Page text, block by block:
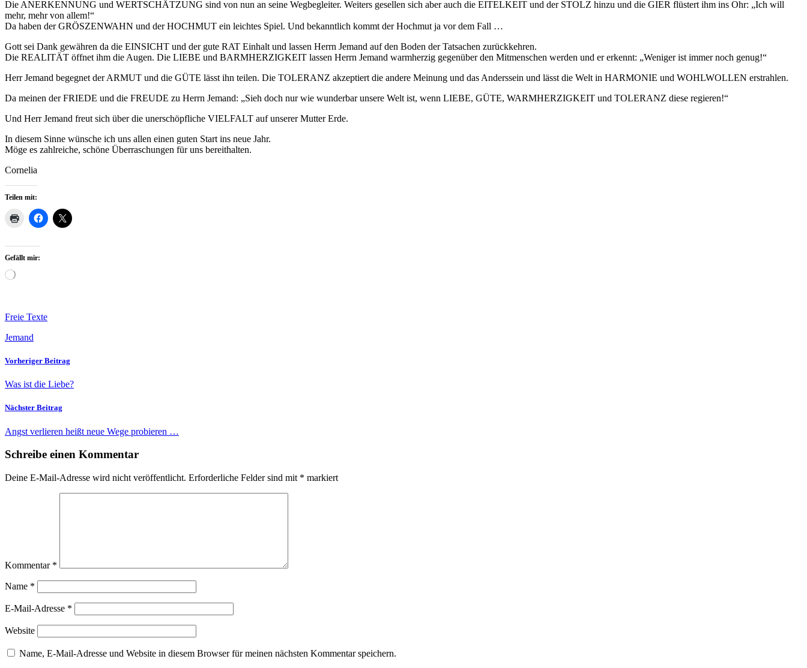
Die ANERKENNUNG und WERTSCHÄTZUNG sind von nun an seine Wegbegleiter. Weiters gesellen sich aber auch die EITELKEIT und der STOLZ hinzu und die GIER flüstert ihm ins Ohr: „Ich will
mehr, mehr von allem!“
Da haben der GRÖSZENWAHN und der HOCHMUT ein leichtes Spiel. Und bekanntlich kommt der Hochmut ja vor dem Fall …
Gott sei Dank gewähren da die EINSICHT und der gute RAT Einhalt und lassen Herrn Jemand auf den Boden der Tatsachen zurückkehren.
Die REALITÄT öffnet ihm die Augen. Die LIEBE und BARMHERZIGKEIT lassen Herrn Jemand warmherzig gegenüber den Mitmenschen werden und er erkennt: „Weniger ist immer noch genug!“
Herr Jemand begegnet der ARMUT und die GÜTE lässt ihn teilen. Die TOLERANZ akzeptiert die andere Meinung und das Anderssein und lässt die Welt in HARMONIE und WOHLWOLLEN erstrahlen.
Da meinen der FRIEDE und die FREUDE zu Herrn Jemand: „Sieh doch nur wie wunderbar unsere Welt ist, wenn LIEBE, GÜTE, WARMHERZIGKEIT und TOLERANZ diese regieren!“
Und Herr Jemand freut sich über die unerschöpfliche VIELFALT auf unserer Mutter Erde.
In diesem Sinne wünsche ich uns allen einen guten Start ins neue Jahr.
Möge es zahlreiche, schöne Überraschungen für uns bereithalten.
Cornelia
Teilen mit:
Gefällt mir:
Wird
Freie Texte
Jemand
Vorheriger Beitrag
Was ist die Liebe?
Nächster Beitrag
Angst verlieren heißt neue Wege probieren …
Schreibe einen Kommentar
Deine E-Mail-Adresse wird nicht veröffentlicht. Erforderliche Felder sind mit * markiert
Kommentar *
Name *
E-Mail-Adresse *
Website
Name, E-Mail-Adresse und Website in diesem Browser für meinen nächsten Kommentar speichern.